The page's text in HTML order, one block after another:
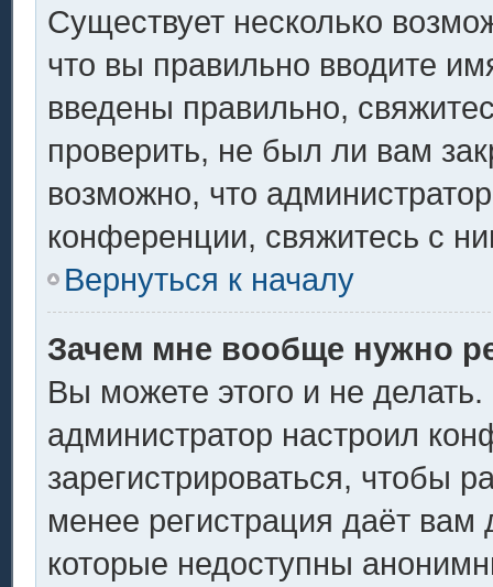
Существует несколько
что вы правильно вводите
введены правильно,
проверить, не был ли вам
возможно, что
конференции, свяжитесь с
Вернуться к началу
Зачем мне вообще нужно
Вы можете этого и не делать.
администратор настроил
зарегистрироваться, чтобы
менее регистрация даёт
которые недоступны